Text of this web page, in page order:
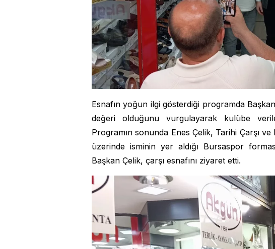
Esnafın yoğun ilgi gösterdiği programda
değeri olduğunu vurgulayarak kulübe
Programın sonunda Enes Çelik, Tarihi Çarşı
üzerinde isminin yer aldığı Bursaspor
Başkan Çelik, çarşı esnafını ziyaret etti.